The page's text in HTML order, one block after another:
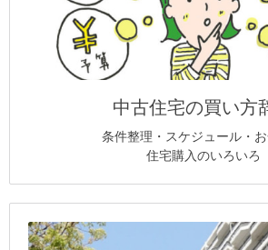
中古住宅の買い方
条件整理・スケジュール・
住宅購入のいろいろ